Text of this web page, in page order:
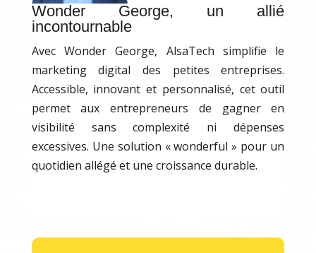
Wonder George, un allié
incontournable
Avec Wonder George, AlsaTech simplifie le
marketing digital des petites entreprises.
Accessible, innovant et personnalisé, cet outil
permet aux entrepreneurs de gagner en
visibilité sans complexité ni dépenses
excessives. Une solution « wonderful » pour un
quotidien allégé et une croissance durable.